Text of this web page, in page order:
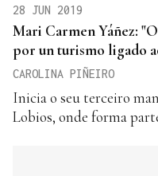
28 JUN 2019
Mari Carmen Yáñez:
por un turismo ligado
CAROLINA PIÑEIRO
Inicia o seu terceiro
Lobios, onde forma